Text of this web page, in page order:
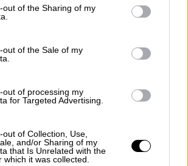
visit or usage behaviour. You may click to
to Google and its third-party tags to
below specified purposes in below Google
out of the Sharing of my
out of the Sale of my
out of processing my
for Targeted Advertising.
of Collection, Use,
and/or Sharing of my
that Is Unrelated with the
which it was collected.
το ΕΘΝΟΣ στη Google
και εντός των τειχών.
στο ethnos.gr: «Κάποτε
ότι το να είσαι outsider ήταν
τώρα το βλέπω ως δύναμη»